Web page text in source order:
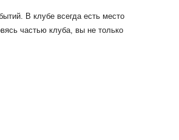
В клубе всегда есть место
частью клуба, вы не только